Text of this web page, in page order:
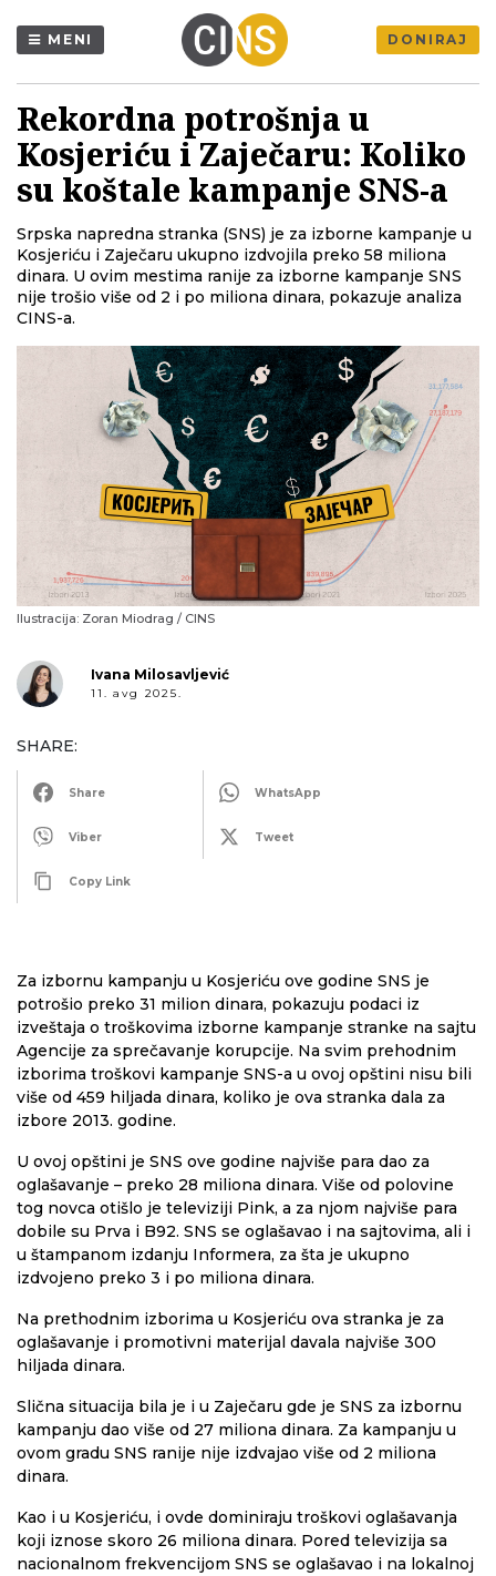
MENI DONIRAJ
Rekordna potrošnja u
Kosjeriću i Zaječaru: Koliko
su koštale kampanje SNS-a
Srpska napredna stranka (SNS) je za izborne kampanje u
Kosjeriću i Zaječaru ukupno izdvojila preko 58 miliona
dinara. U ovim mestima ranije za izborne kampanje SNS
nije trošio više od 2 i po miliona dinara, pokazuje analiza
CINS-a.
Ilustracija: Zoran Miodrag / CINS
Ivana Milosavljević
11. avg 2025.
SHARE:
Share WhatsApp
Viber Tweet
Copy Link
Za izbornu kampanju u Kosjeriću ove godine SNS je
potrošio preko 31 milion dinara, pokazuju podaci iz
izveštaja o troškovima izborne kampanje stranke na sajtu
Agencije za sprečavanje korupcije. Na svim prehodnim
izborima troškovi kampanje SNS-a u ovoj opštini nisu bili
više od 459 hiljada dinara, koliko je ova stranka dala za
izbore 2013. godine.
U ovoj opštini je SNS ove godine najviše para dao za
oglašavanje – preko 28 miliona dinara. Više od polovine
tog novca otišlo je televiziji Pink, a za njom najviše para
dobile su Prva i B92. SNS se oglašavao i na sajtovima, ali i
u štampanom izdanju Informera, za šta je ukupno
izdvojeno preko 3 i po miliona dinara.
Na prethodnim izborima u Kosjeriću ova stranka je za
oglašavanje i promotivni materijal davala najviše 300
hiljada dinara.
Slična situacija bila je i u Zaječaru gde je SNS za izbornu
kampanju dao više od 27 miliona dinara. Za kampanju u
ovom gradu SNS ranije nije izdvajao više od 2 miliona
dinara.
Kao i u Kosjeriću, i ovde dominiraju troškovi oglašavanja
koji iznose skoro 26 miliona dinara. Pored televizija sa
nacionalnom frekvencijom SNS se oglašavao i na lokalnoj